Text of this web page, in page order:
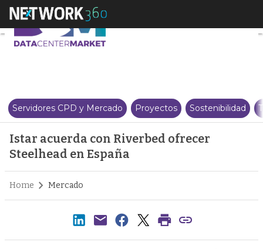
Istar acuerda con Riverbed
Servidores CPD y Mercado Proyectos Sostenibilidad
Istar acuerda con Riverbed ofrecer
Steelhead en España
Home Mercado